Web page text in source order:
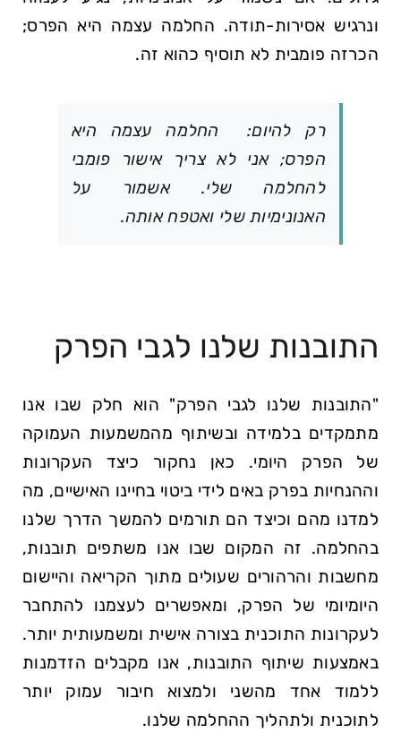
ונרגיש אסירות-תודה. החלמה עצמה היא הפרס;
הכרזה פומבית לא תוסיף כהוא זה.
רק להיום: החלמה עצמה היא
הפרס; אני לא צריך אישור פומבי
להחלמה שלי. אשמור על
האנונימיות שלי ואטפח אותה.
התובנות שלנו לגבי הפרק
"התובנות שלנו לגבי הפרק" הוא חלק שבו אנו
מתמקדים בלמידה ובשיתוף מהמשמעות העמוקה
של הפרק היומי. כאן נחקור כיצד העקרונות
וההנחיות בפרק באים לידי ביטוי בחיינו האישיים, מה
למדנו מהם וכיצד הם תורמים להמשך הדרך שלנו
בהחלמה. זה המקום שבו אנו משתפים תובנות,
מחשבות והרהורים שעולים מתוך הקריאה והיישום
היומיומי של הפרק, ומאפשרים לעצמנו להתחבר
לעקרונות התוכנית בצורה אישית ומשמעותית יותר.
באמצעות שיתוף התובנות, אנו מקבלים הזדמנות
ללמוד אחד מהשני ולמצוא חיבור עמוק יותר
לתוכנית ולתהליך ההחלמה שלנו.